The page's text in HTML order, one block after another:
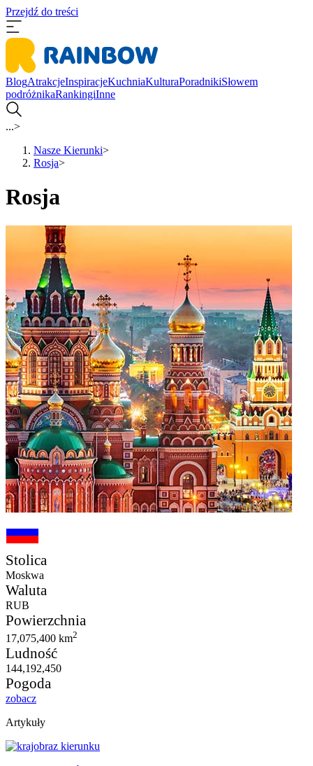
Przejdź do treści
BlogAtrakcjeInspiracjeKuchniaKulturaPoradnikiSłowem
podróżnikaRankingiInne
...>
Nasze Kierunki>
Rosja>
Rosja
Stolica
Moskwa
Waluta
RUB
Powierzchnia
17,075,400 km2
Ludność
144,192,450
Pogoda
zobacz
Artykuły